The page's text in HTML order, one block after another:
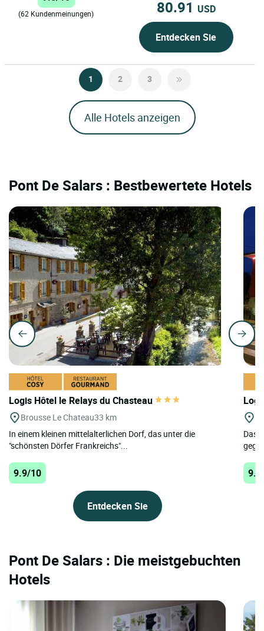
(62 Kundenmeinungen) 80.91 USD
Entdecken Sie
1 2 3
Alle Hotels anzeigen
Pont De Salars : Bestbewertete Hotels
Logis Hôtel le Relays du Chasteau
Brousse Le Chateau33 km
In einem kleinen mittelalterlichen Dorf, das unter die
"schönsten Dörfer Frankreichs"...
9.9/10
Entdecken Sie
Das
Pont De Salars : Die meistgebuchten
Hotels